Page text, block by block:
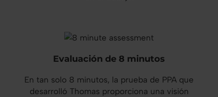
Evaluación de 8 minutos
En tan solo 8 minutos, la prueba de PPA que
desarrolló Thomas proporciona una visión